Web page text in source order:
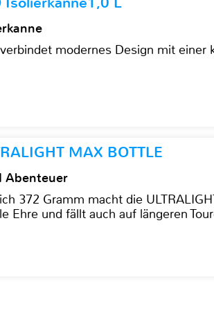
modernes Design mit einer
MAX BOTTLE
Abenteuer
372 Gramm macht die
Ehre und fällt auch auf längeren